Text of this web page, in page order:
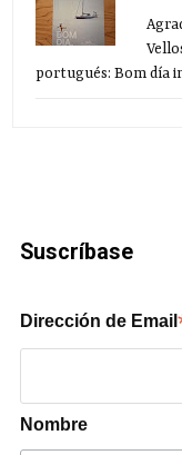
portugués: Bom día
Suscríbase
Dirección de Email
Nombre